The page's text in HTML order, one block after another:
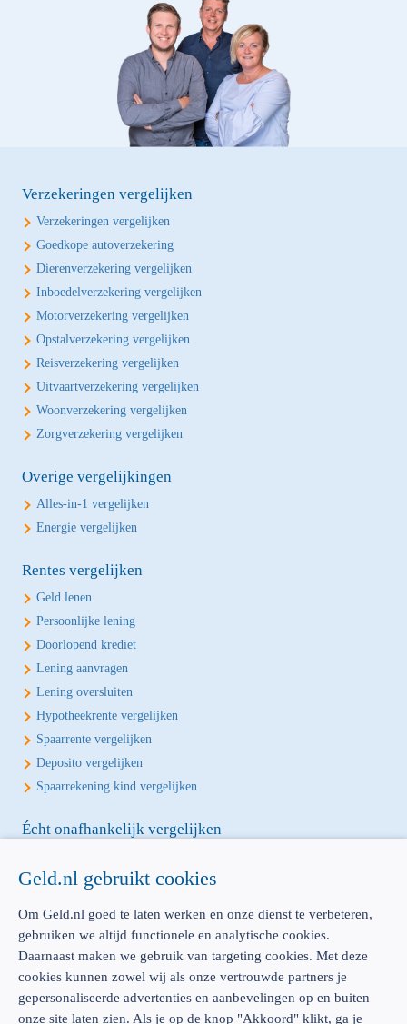
Verzekeringen vergelijken
Verzekeringen vergelijken
Goedkope autoverzekering
Dierenverzekering vergelijken
Inboedelverzekering vergelijken
Motorverzekering vergelijken
Opstalverzekering vergelijken
Reisverzekering vergelijken
Uitvaartverzekering vergelijken
Woonverzekering vergelijken
Zorgverzekering vergelijken
Overige vergelijkingen
Alles-in-1 vergelijken
Energie vergelijken
Rentes vergelijken
Geld lenen
Persoonlijke lening
Doorlopend krediet
Lening aanvragen
Lening oversluiten
Hypotheekrente vergelijken
Spaarrente vergelijken
Deposito vergelijken
Spaarrekening kind vergelijken
Écht onafhankelijk vergelijken
bankproducten. Vergelijk, kies het beste product voor jou en betaal
AFM: 12039914 300.014480
Geld.nl gebruikt cookies
Om Geld.nl goed te laten werken en onze dienst te verbeteren,
gebruiken we altijd functionele en analytische cookies.
Daarnaast maken we gebruik van targeting cookies. Met deze
cookies kunnen zowel wij als onze vertrouwde partners je
gepersonaliseerde advertenties en aanbevelingen op en buiten
onze site laten zien. Als je op de knop "Akkoord" klikt, ga je